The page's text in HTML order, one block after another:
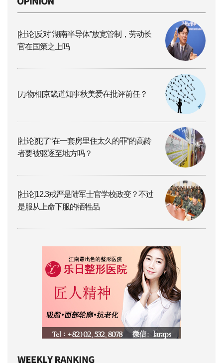
[社论]反对“湖南半导体”放宽管制，劳动长
官在国策之上吗
[万物相]京畿道知事秋美爱在批评前任？
[社论]犯了“在一套房里住太久的罪”的高龄
者要被驱逐至地方吗？
[社论]12.3戒严是陆军士官学校政变？不过
是服从上命下服的牺牲品